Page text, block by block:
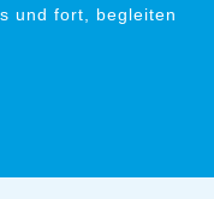
und fort, begleiten